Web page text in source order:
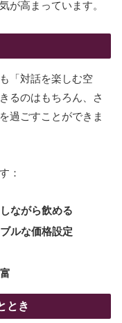
が高まっています。
「対話を楽しむ空
るのはもちろん、さ
過ごすことができま
：
ながら飲める
ルな価格設定
とき